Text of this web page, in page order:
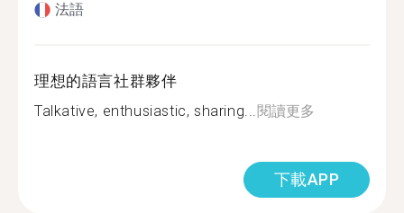
法語
理想的語言社群夥伴
Talkative, enthusiastic, sharing...閱讀更多
下載APP